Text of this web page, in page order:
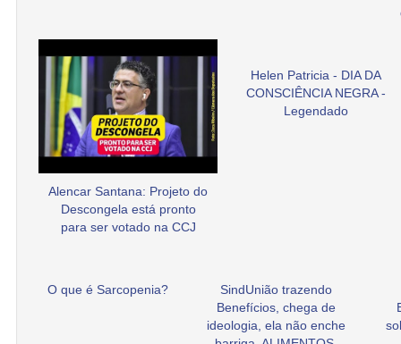
Alencar Santana: Projeto do
Descongela está pronto
para ser votado na CCJ
Helen Patricia - DIA DA
CONSCIÊNCIA NEGRA -
Legendado
O que é Sarcopenia?
SindUnião trazendo
Benefícios, chega de
ideologia, ela não enche